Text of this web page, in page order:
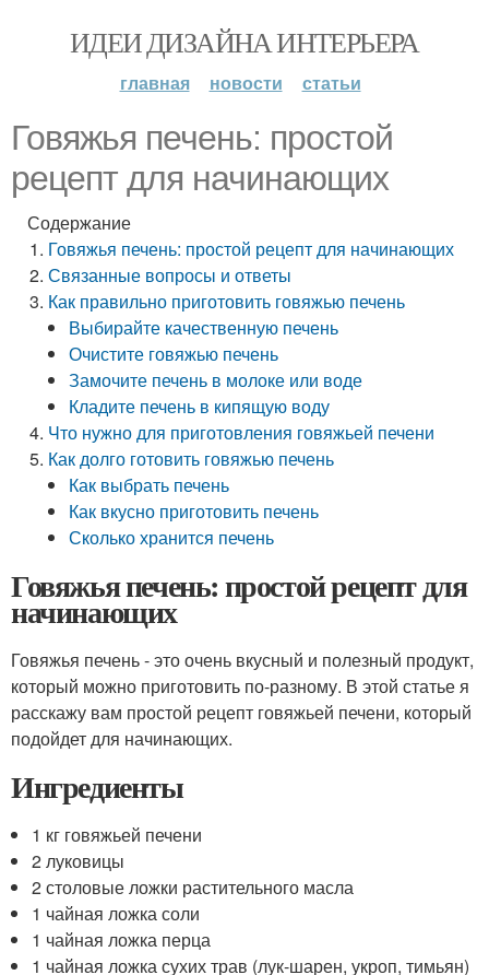
ИДЕИ ДИЗАЙНА ИНТЕРЬЕРА
главная новости статьи
Говяжья печень: простой
рецепт для начинающих
Содержание
Говяжья печень: простой рецепт для начинающих
Связанные вопросы и ответы
Как правильно приготовить говяжью печень
Выбирайте качественную печень
Очистите говяжью печень
Замочите печень в молоке или воде
Кладите печень в кипящую воду
Что нужно для приготовления говяжьей печени
Как долго готовить говяжью печень
Как выбрать печень
Как вкусно приготовить печень
Сколько хранится печень
Говяжья печень: простой рецепт для
начинающих
Говяжья печень - это очень вкусный и полезный продукт,
который можно приготовить по-разному. В этой статье я
расскажу вам простой рецепт говяжьей печени, который
подойдет для начинающих.
Ингредиенты
1 кг говяжьей печени
2 луковицы
2 столовые ложки растительного масла
1 чайная ложка соли
1 чайная ложка перца
1 чайная ложка сухих трав (лук-шарен, укроп, тимьян)